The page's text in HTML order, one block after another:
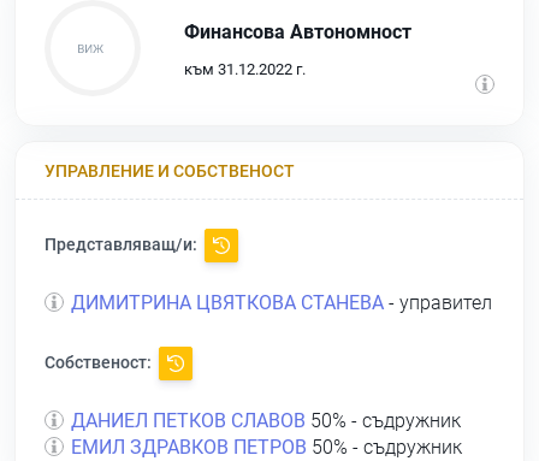
Финансова Автономност
към 31.12.2022 г.
УПРАВЛЕНИЕ И СОБСТВЕНОСТ
Представляващ/и:
ДИМИТРИНА ЦВЯТКОВА СТАНЕВА - управител
Собственост:
ДАНИЕЛ ПЕТКОВ СЛАВОВ 50% - съдружник
ЕМИЛ ЗДРАВКОВ ПЕТРОВ 50% - съдружник